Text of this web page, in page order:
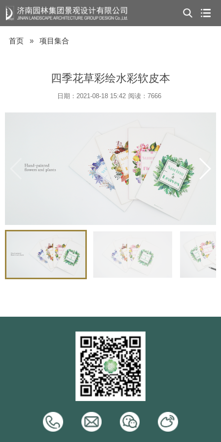
首页 » 项目集合
四季花草彩绘水彩软皮本
日期：2021-08-18 15:42 阅读：7666